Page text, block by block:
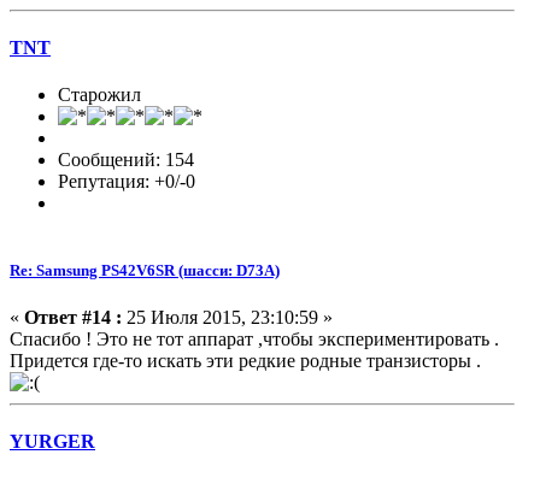
TNT
Старожил
Сообщений: 154
Репутация: +0/-0
Re: Samsung PS42V6SR (шасси: D73A)
« Ответ #14 : 25 Июля 2015, 23:10:59 »
Спасибо ! Это не тот аппарат ,чтобы экспериментировать .
Придется где-то искать эти редкие родные транзисторы .
YURGER